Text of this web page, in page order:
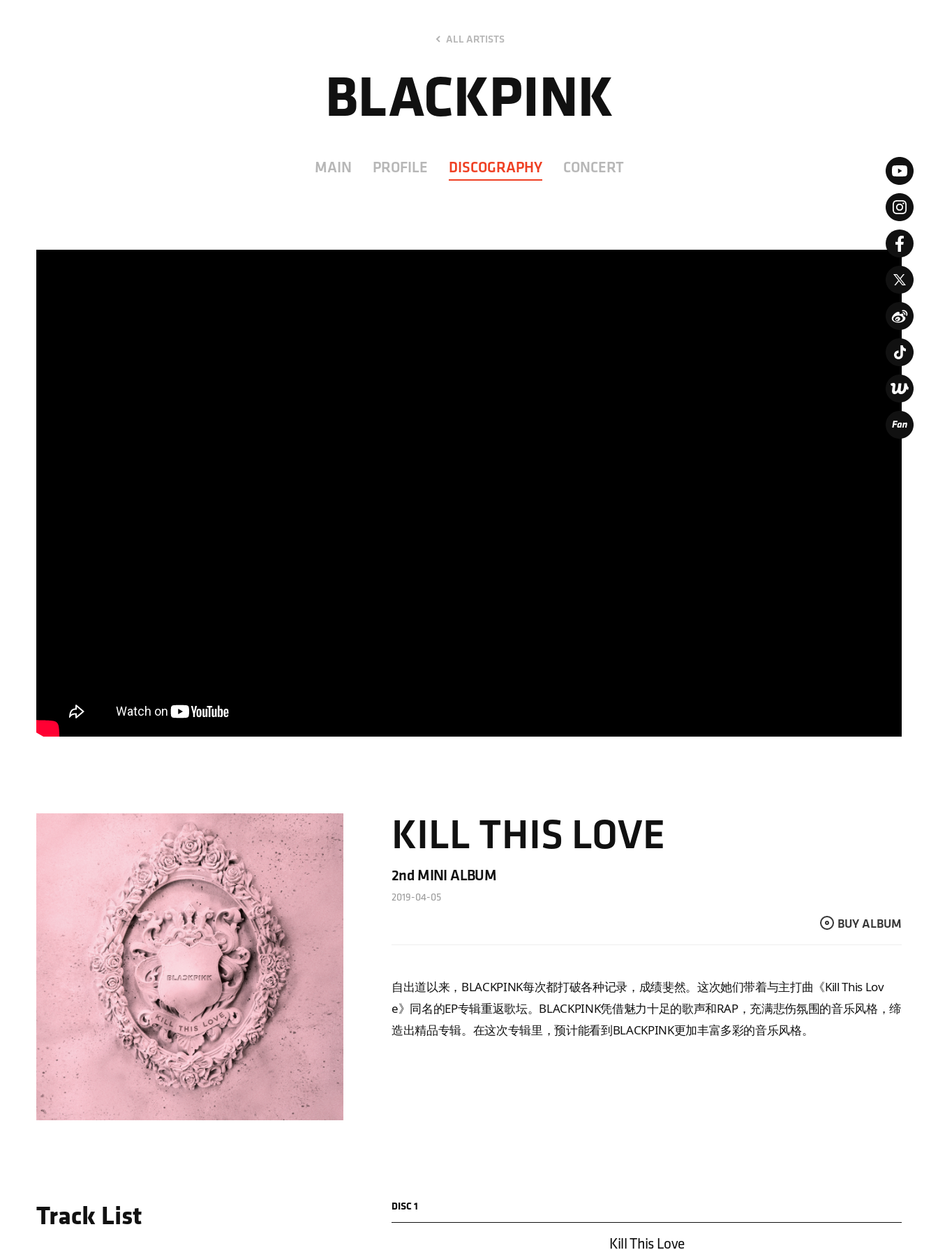
ALL ARTISTS
BLACKPINK
MAIN PROFILE DISCOGRAPHY CONCERT
KILL THIS LOVE
2nd MINI ALBUM
2019-04-05
BUY ALBUM
自出道以来，BLACKPINK每次都打破各种记录，成绩斐然。这次她们带着与主打曲《Kill This Lov
e》同名的EP专辑重返歌坛。BLACKPINK凭借魅力十足的歌声和RAP，充满悲伤氛围的音乐风格，缔
造出精品专辑。在这次专辑里，预计能看到BLACKPINK更加丰富多彩的音乐风格。
Track List DISC 1
Kill This Love